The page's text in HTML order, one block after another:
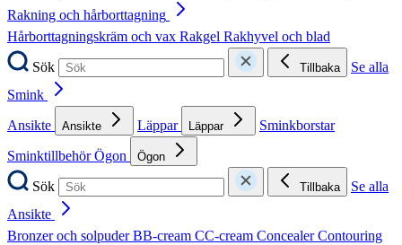
Rakning och hårborttagning
Hårborttagningskräm och vax Rakgel Rakhyvel och blad
Sök
Tillbaka
Se alla
Smink
Ansikte
Ansikte Läppar Läppar
Sminkborstar
SminktillbehörÖgon Ögon
Sök Tillbaka
Se alla
Ansikte
Bronzer och solpuderBB-cream CC-cream ConcealerContouring